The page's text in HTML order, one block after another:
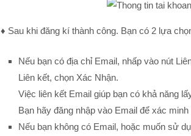
♦ Sau khi đăng kí thành công. Bạn có 2 lựa
Nếu bạn có địa chỉ Email, nhấp vào nút
Liên kết, chọn Xác Nhận.
Việc liên kết Email giúp bạn có khả năng
Bạn hãy đăng nhập vào Email để xác
Nếu bạn không có Email, hoặc muốn sử